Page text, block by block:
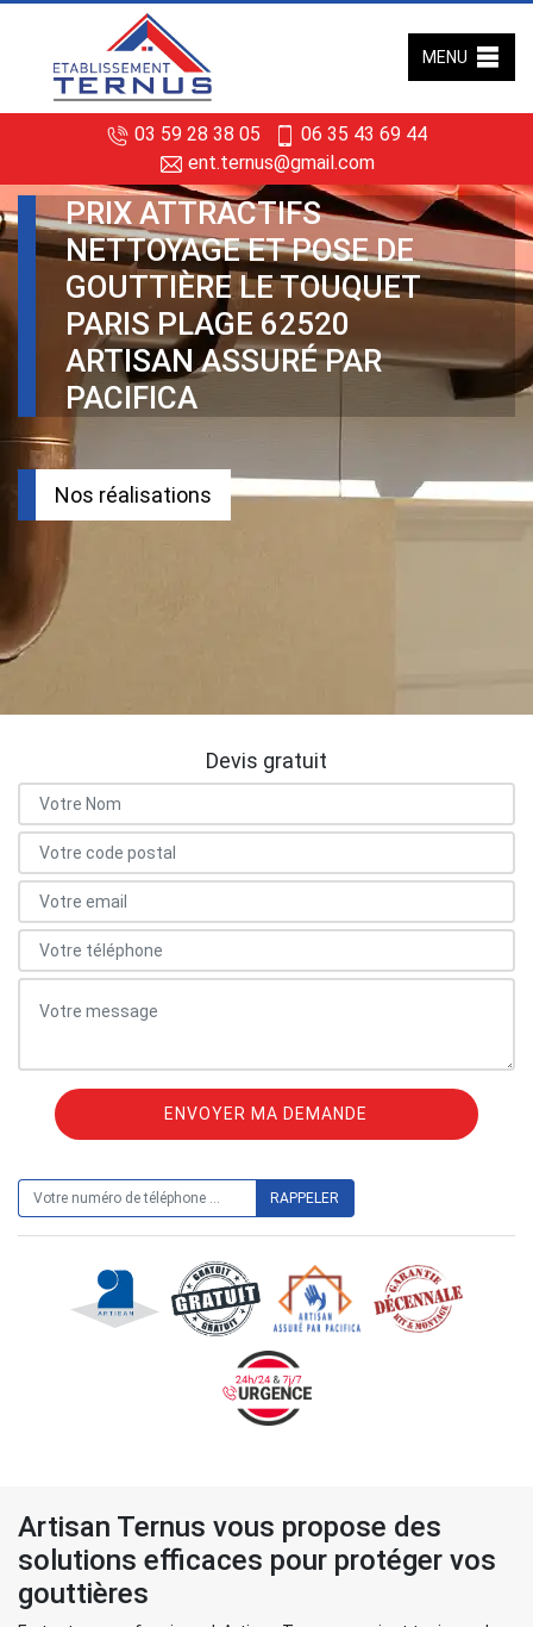
03 59 28 38 05
06 35 43 69 44
ent.ternus@gmail.com
MENU
PRIX ATTRACTIFS
NETTOYAGE ET POSE DE
GOUTTIÈRE LE TOUQUET
PARIS PLAGE 62520
ARTISAN ASSURÉ PAR
PACIFICA
Nos réalisations
Devis gratuit
Artisan Ternus vous propose des
solutions efficaces pour protéger vos
gouttières